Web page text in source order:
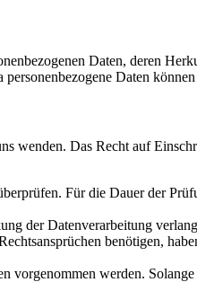
Daten, deren
Daten
wenden. Das Recht auf
Für die Dauer der
der Datenverarbeitung
benötigen,
vorgenommen werden.